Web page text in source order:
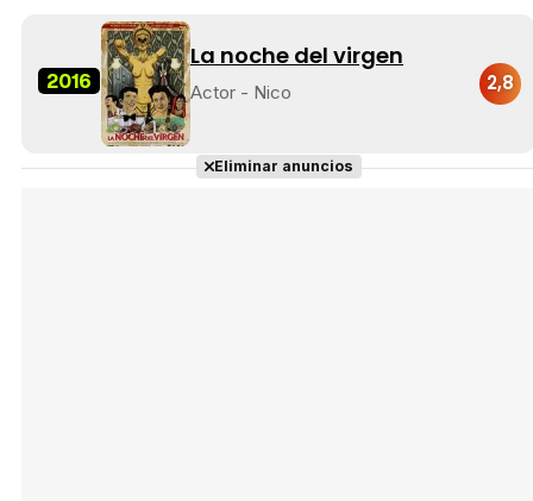
2016
La noche del virgen
Actor - Nico 2,8
Eliminar anuncios